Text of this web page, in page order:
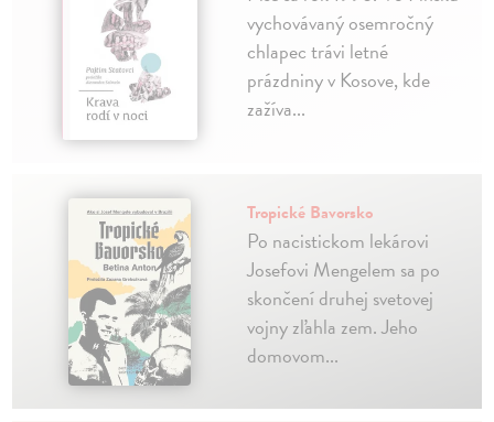
vychovávaný osemročný
chlapec trávi letné
prázdniny v Kosove, kde
zažíva...
Tropické Bavorsko
Po nacistickom lekárovi
Josefovi Mengelem sa po
skončení druhej svetovej
vojny zľahla zem. Jeho
domovom...